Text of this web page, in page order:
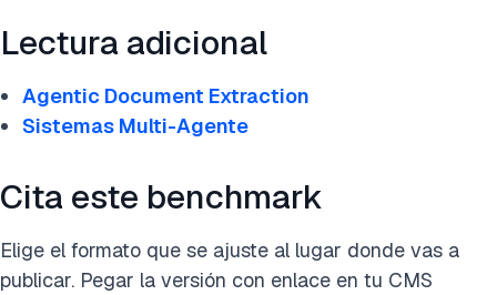
Lectura adicional
Agentic Document Extraction
Sistemas Multi-Agente
Cita este benchmark
Elige el formato que se ajuste al lugar donde vas a
publicar. Pegar la versión con enlace en tu CMS